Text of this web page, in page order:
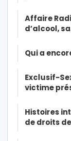
Affaire
d’alcool,
Qui a
Exclusif-
victime
Histoires
de droits